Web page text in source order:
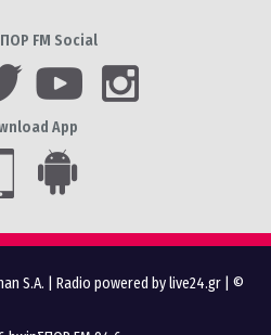
FM Social
App
S.A. Radio powered by live24.gr | ©